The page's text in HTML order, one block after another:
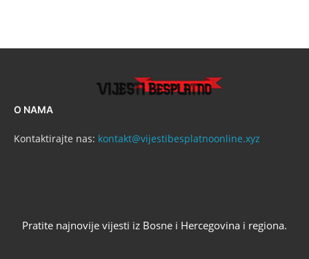
O NAMA
Kontaktirajte nas: kontakt@vijestibesplatnoonline.xyz
Pratite najnovije vijesti iz Bosne i Hercegovina i regiona.